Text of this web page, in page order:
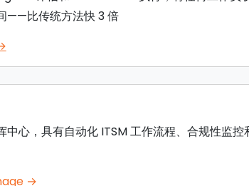
——比传统方法快 3 倍
中心，具有自动化 ITSM 工作流程、合规性监控
→